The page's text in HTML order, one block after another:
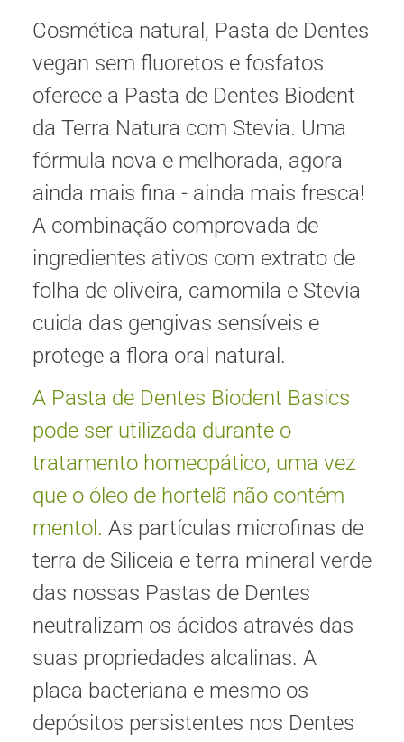
Cosmética natural, Pasta de Dentes
vegan sem fluoretos e fosfatos
oferece a Pasta de Dentes Biodent
da Terra Natura com Stevia. Uma
fórmula nova e melhorada, agora
ainda mais fina - ainda mais fresca!
A combinação comprovada de
ingredientes ativos com extrato de
folha de oliveira, camomila e Stevia
cuida das gengivas sensíveis e
protege a flora oral natural.
A Pasta de Dentes Biodent Basics
pode ser utilizada durante o
tratamento homeopático, uma vez
que o óleo de hortelã não contém
mentol. As partículas microfinas de
terra de Siliceia e terra mineral verde
das nossas Pastas de Dentes
neutralizam os ácidos através das
suas propriedades alcalinas. A
placa bacteriana e mesmo os
depósitos persistentes nos Dentes